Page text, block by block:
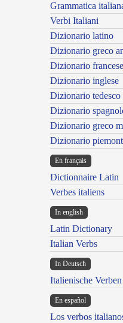
Grammatica
Verbi Italiani
Dizionario latino
Dizionario greco
Dizionario francese
Dizionario inglese
Dizionario tedesco
Dizionario
Dizionario greco
Dizionario
En français
Dictionnaire Latin
Verbes italiens
In english
Latin Dictionary
Italian Verbs
In Deutsch
Italienische Verben
En español
Los verbos